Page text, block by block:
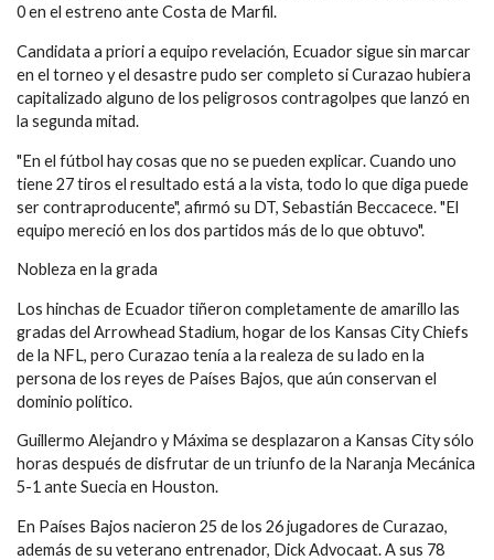
0 en el estreno ante Costa de Marfil.
Candidata a priori a equipo revelación, Ecuador sigue sin marcar
en el torneo y el desastre pudo ser completo si Curazao hubiera
capitalizado alguno de los peligrosos contragolpes que lanzó en
la segunda mitad.
"En el fútbol hay cosas que no se pueden explicar. Cuando uno
tiene 27 tiros el resultado está a la vista, todo lo que diga puede
ser contraproducente", afirmó su DT, Sebastián Beccacece. "El
equipo mereció en los dos partidos más de lo que obtuvo".
Nobleza en la grada
Los hinchas de Ecuador tiñeron completamente de amarillo las
gradas del Arrowhead Stadium, hogar de los Kansas City Chiefs
de la NFL, pero Curazao tenía a la realeza de su lado en la
persona de los reyes de Países Bajos, que aún conservan el
dominio político.
Guillermo Alejandro y Máxima se desplazaron a Kansas City sólo
horas después de disfrutar de un triunfo de la Naranja Mecánica
5-1 ante Suecia en Houston.
En Países Bajos nacieron 25 de los 26 jugadores de Curazao,
además de su veterano entrenador, Dick Advocaat. A sus 78